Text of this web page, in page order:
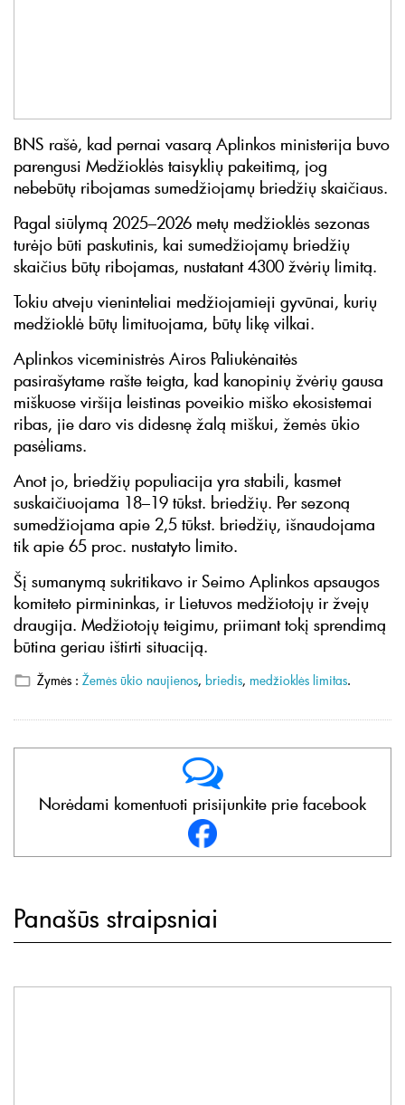
BNS rašė, kad pernai vasarą Aplinkos ministerija buvo
parengusi Medžioklės taisyklių pakeitimą, jog
nebebūtų ribojamas sumedžiojamų briedžių skaičiaus.
Pagal siūlymą 2025–2026 metų medžioklės sezonas
turėjo būti paskutinis, kai sumedžiojamų briedžių
skaičius būtų ribojamas, nustatant 4300 žvėrių limitą.
Tokiu atveju vieninteliai medžiojamieji gyvūnai, kurių
medžioklė būtų limituojama, būtų likę vilkai.
Aplinkos viceministrės Airos Paliukėnaitės
pasirašytame rašte teigta, kad kanopinių žvėrių gausa
miškuose viršija leistinas poveikio miško ekosistemai
ribas, jie daro vis didesnę žalą miškui, žemės ūkio
pasėliams.
Anot jo, briedžių populiacija yra stabili, kasmet
suskaičiuojama 18–19 tūkst. briedžių. Per sezoną
sumedžiojama apie 2,5 tūkst. briedžių, išnaudojama
tik apie 65 proc. nustatyto limito.
Šį sumanymą sukritikavo ir Seimo Aplinkos apsaugos
komiteto pirmininkas, ir Lietuvos medžiotojų ir žvejų
draugija. Medžiotojų teigimu, priimant tokį sprendimą
būtina geriau ištirti situaciją.
Žymės : Žemės ūkio naujienos, briedis, medžioklės limitas.
Norėdami komentuoti prisijunkite prie facebook
Panašūs straipsniai